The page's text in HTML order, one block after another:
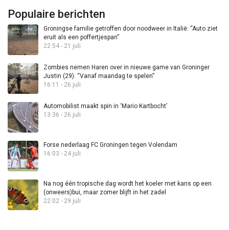
Populaire berichten
Groningse familie getroffen door noodweer in Italië: “Auto ziet
eruit als een poffertjespan”
22:54 - 21 juli
Zombies nemen Haren over in nieuwe game van Groninger
Justin (29): “Vanaf maandag te spelen”
16:11 - 26 juli
Automobilist maakt spin in ‘Mario Kartbocht’
13:36 - 26 juli
Forse nederlaag FC Groningen tegen Volendam
16:03 - 24 juli
Na nog één tropische dag wordt het koeler met kans op een
(onweers)bui, maar zomer blijft in het zadel
22:02 - 29 juli